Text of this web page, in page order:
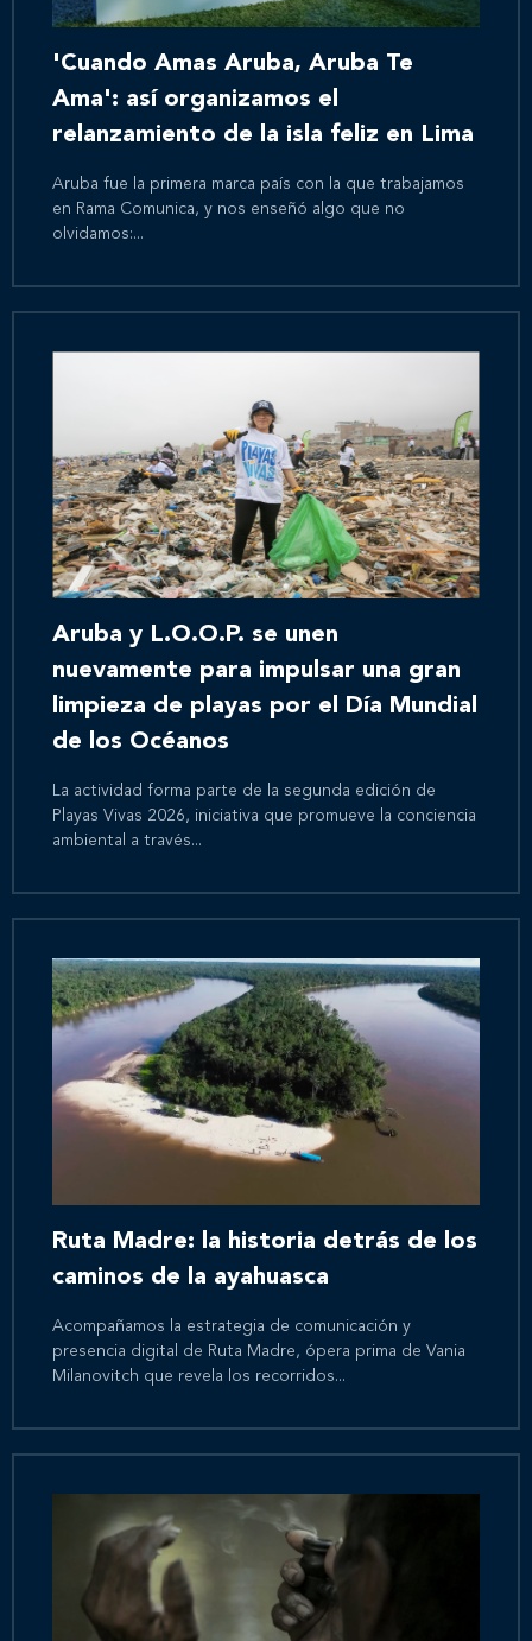
'Cuando Amas Aruba, Aruba Te
Ama': así organizamos el
relanzamiento de la isla feliz en Lima
Aruba fue la primera marca país con la que trabajamos
en Rama Comunica, y nos enseñó algo que no
olvidamos:...
Aruba y L.O.O.P. se unen
nuevamente para impulsar una gran
limpieza de playas por el Día Mundial
de los Océanos
La actividad forma parte de la segunda edición de
Playas Vivas 2026, iniciativa que promueve la conciencia
ambiental a través...
Ruta Madre: la historia detrás de los
caminos de la ayahuasca
Acompañamos la estrategia de comunicación y
presencia digital de Ruta Madre, ópera prima de Vania
Milanovitch que revela los recorridos...